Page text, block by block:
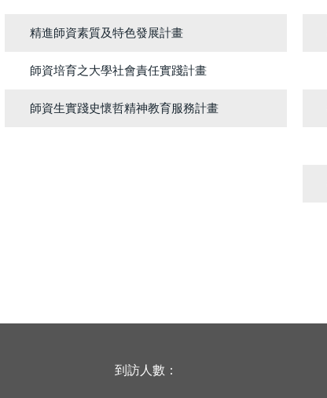
精進師資素質及特色發展計畫
師資培育之大學社會責任實踐計畫
師資生實踐史懷哲精神教育服務計畫
到訪人數：